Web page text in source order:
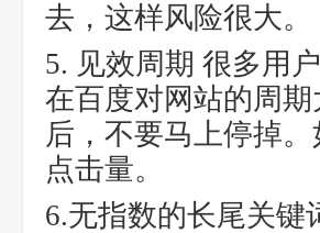
去，这样风险很大。
5. 见效周期 很多用
在百度对网站的周
后，不要马上停掉
点击量。
6.无指数的长尾关键